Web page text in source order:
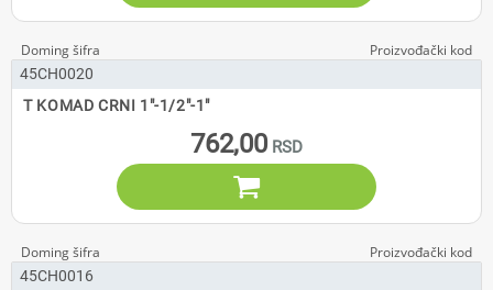
45CH0020
T KOMAD CRNI 1"-1/2"-1"
762,00

45CH0016